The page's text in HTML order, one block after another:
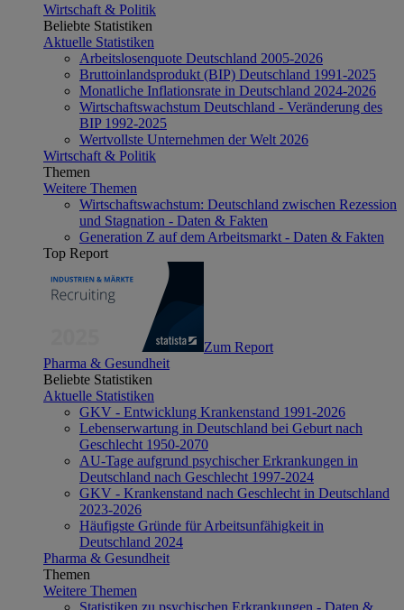
Wirtschaft & Politik
Beliebte Statistiken
Aktuelle Statistiken
Arbeitslosenquote Deutschland 2005-2026
Bruttoinlandsprodukt (BIP) Deutschland 1991-2025
Monatliche Inflationsrate in Deutschland 2024-2026
Wirtschaftswachstum Deutschland - Veränderung des
BIP 1992-2025
Wertvollste Unternehmen der Welt 2026
Wirtschaft & Politik
Themen
Weitere Themen
Wirtschaftswachstum: Deutschland zwischen Rezession
und Stagnation - Daten & Fakten
Generation Z auf dem Arbeitsmarkt - Daten & Fakten
Top Report
Zum Report
Pharma & Gesundheit
Beliebte Statistiken
Aktuelle Statistiken
GKV - Entwicklung Krankenstand 1991-2026
Lebenserwartung in Deutschland bei Geburt nach
Geschlecht 1950-2070
AU-Tage aufgrund psychischer Erkrankungen in
Deutschland nach Geschlecht 1997-2024
GKV - Krankenstand nach Geschlecht in Deutschland
2023-2026
Häufigste Gründe für Arbeitsunfähigkeit in
Deutschland 2024
Pharma & Gesundheit
Themen
Weitere Themen
Statistiken zu psychischen Erkrankungen - Daten &